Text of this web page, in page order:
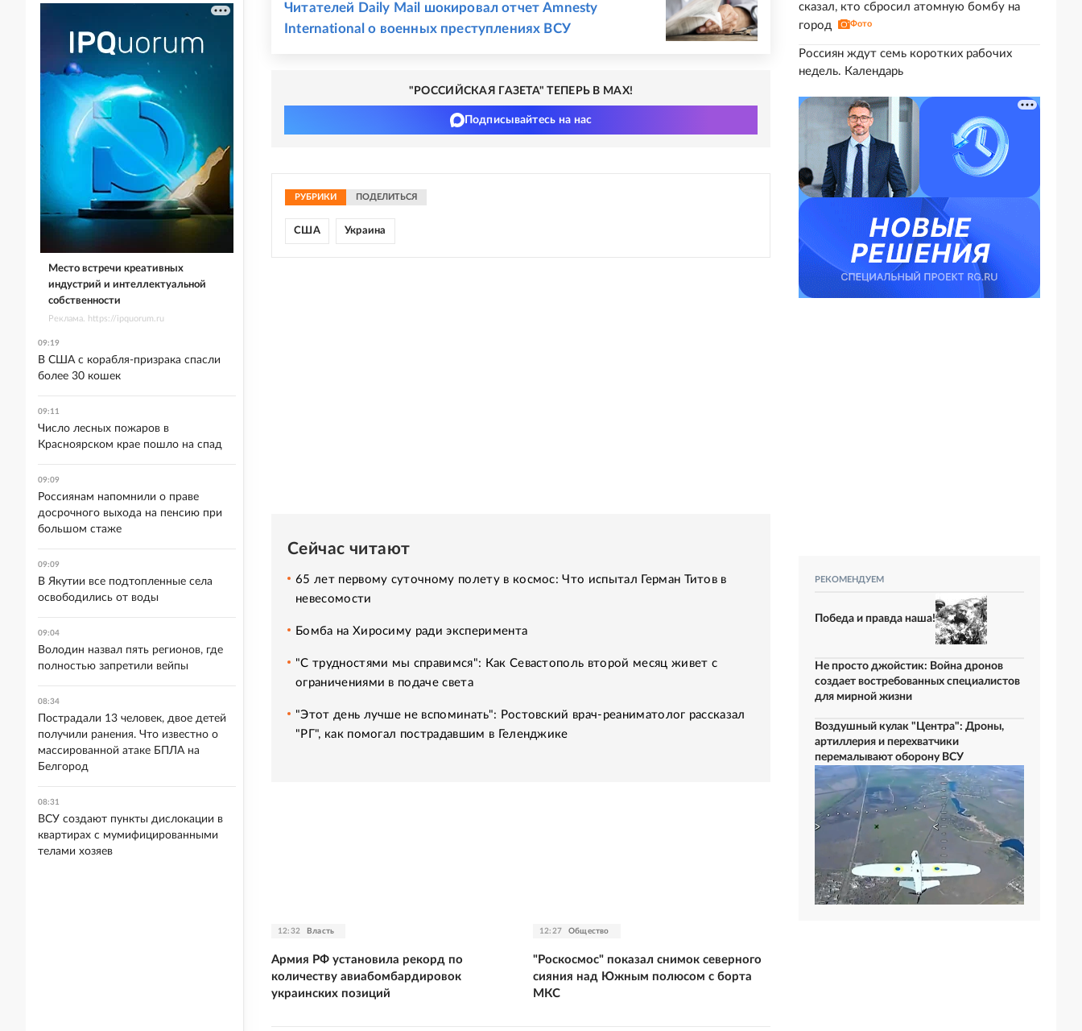
Читателей Daily Mail шокировал отчет Amnesty
International о военных преступлениях ВСУ
"РОССИЙСКАЯ ГАЗЕТА" ТЕПЕРЬ В MAX!
Подписывайтесь на нас
РУБРИКИ ПОДЕЛИТЬСЯ
США Украина
Сейчас читают
65 лет первому суточному полету в космос: Что испытал Герман Титов в
невесомости
Бомба на Хиросиму ради эксперимента
"С трудностями мы справимся": Как Севастополь второй месяц живет с
ограничениями в подаче света
"Этот день лучше не вспоминать": Ростовский врач-реаниматолог рассказал
"РГ", как помогал пострадавшим в Геленджике
12:32 Власть
Армия РФ установила рекорд по
количеству авиабомбардировок
украинских позиций
12:27 Общество
"Роскосмос" показал снимок северного
сияния над Южным полюсом с борта
МКС
сказал, кто сбросил атомную бомбу на
город
Фото
Россиян ждут семь коротких рабочих
недель. Календарь
РЕКОМЕНДУЕМ
Победа и правда наша!
Не просто джойстик: Война дронов
создает востребованных специалистов
для мирной жизни
Воздушный кулак "Центра": Дроны,
артиллерия и перехватчики
перемалывают оборону ВСУ
Место встречи креативных
индустрий и интеллектуальной
собственности
Реклама. https://ipquorum.ru
09:19
В США с корабля-призрака спасли
более 30 кошек
09:11
Число лесных пожаров в
Красноярском крае пошло на спад
09:09
Россиянам напомнили о праве
досрочного выхода на пенсию при
большом стаже
09:09
В Якутии все подтопленные села
освободились от воды
09:04
Володин назвал пять регионов, где
полностью запретили вейпы
08:34
Пострадали 13 человек, двое детей
получили ранения. Что известно о
массированной атаке БПЛА на
Белгород
08:31
ВСУ создают пункты дислокации в
квартирах с мумифицированными
телами хозяев